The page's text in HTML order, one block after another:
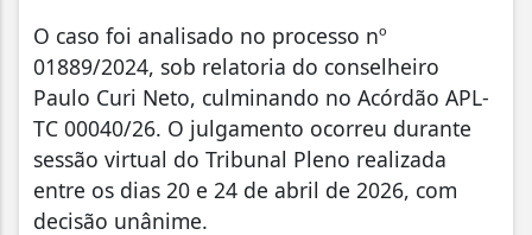
O caso foi analisado no processo nº
01889/2024, sob relatoria do conselheiro
Paulo Curi Neto, culminando no Acórdão APL-
TC 00040/26. O julgamento ocorreu durante
sessão virtual do Tribunal Pleno realizada
entre os dias 20 e 24 de abril de 2026, com
decisão unânime.